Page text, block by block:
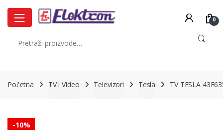
navigation
content
0
Početna TV i Video Televizori Tesla TV TESLA
-10%